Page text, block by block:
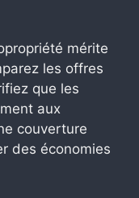
mérite
les offres
que les
aux
couverture
des économies